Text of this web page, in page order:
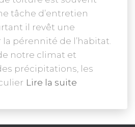
tâche d’entretien
il revêt une
pérennité de l’habitat.
notre climat et
précipitations, les
Lire la suite